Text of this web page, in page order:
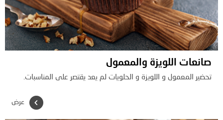
صانعات اللويزة والمعمول
تحضير المعمول و اللويزة و الحلويات لم يعد يقتصر على المناسبات.
عرض